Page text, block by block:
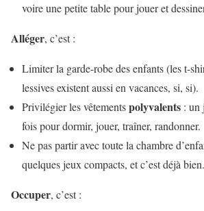
voire une petite table pour jouer et
Alléger, c’est :
Limiter la garde-robe des enfants (les t-
lessives existent aussi en vacances, si, si).
Privilégier les vêtementspolyvalents : un
fois pour dormir, jouer, traîner, randonner.
Ne pas partir avec toute la chambre
quelques jeux compacts, et c’est déjà bien.
Occuper, c’est :